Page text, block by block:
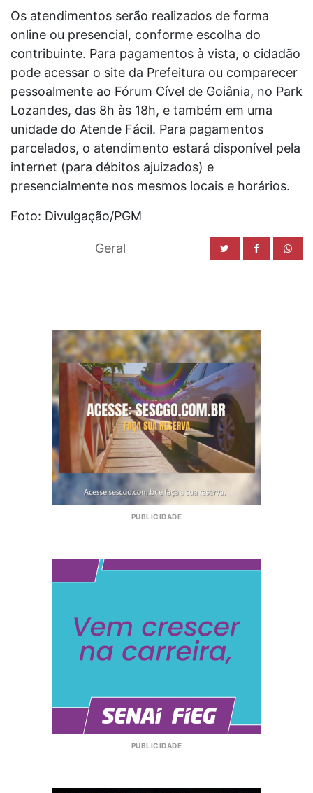
Os atendimentos serão realizados de forma
online ou presencial, conforme escolha do
contribuinte. Para pagamentos à vista, o cidadão
pode acessar o site da Prefeitura ou comparecer
pessoalmente ao Fórum Cível de Goiânia, no Park
Lozandes, das 8h às 18h, e também em uma
unidade do Atende Fácil. Para pagamentos
parcelados, o atendimento estará disponível pela
internet (para débitos ajuizados) e
presencialmente nos mesmos locais e horários.
Foto: Divulgação/PGM
Geral